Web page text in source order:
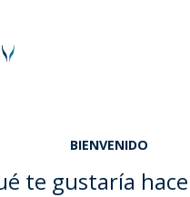
BIENVENIDO
te gustaría